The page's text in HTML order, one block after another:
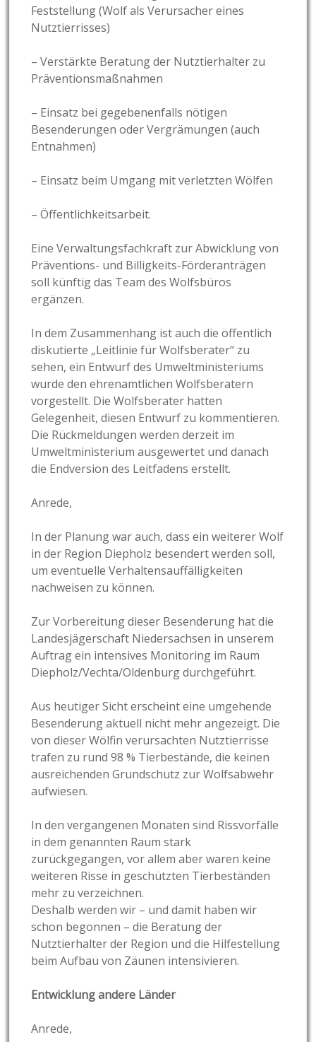
Feststellung (Wolf als Verursacher eines
Nutztierrisses)
– Verstärkte Beratung der Nutztierhalter zu
Präventionsmaßnahmen
– Einsatz bei gegebenenfalls nötigen
Besenderungen oder Vergrämungen (auch
Entnahmen)
– Einsatz beim Umgang mit verletzten Wölfen
– Öffentlichkeitsarbeit.
Eine Verwaltungsfachkraft zur Abwicklung von
Präventions- und Billigkeits-Förderanträgen
soll künftig das Team des Wolfsbüros
ergänzen.
In dem Zusammenhang ist auch die öffentlich
diskutierte „Leitlinie für Wolfsberater“ zu
sehen, ein Entwurf des Umweltministeriums
wurde den ehrenamtlichen Wolfsberatern
vorgestellt. Die Wolfsberater hatten
Gelegenheit, diesen Entwurf zu kommentieren.
Die Rückmeldungen werden derzeit im
Umweltministerium ausgewertet und danach
die Endversion des Leitfadens erstellt.
Anrede,
In der Planung war auch, dass ein weiterer Wolf
in der Region Diepholz besendert werden soll,
um eventuelle Verhaltensauffälligkeiten
nachweisen zu können.
Zur Vorbereitung dieser Besenderung hat die
Landesjägerschaft Niedersachsen in unserem
Auftrag ein intensives Monitoring im Raum
Diepholz/Vechta/Oldenburg durchgeführt.
Aus heutiger Sicht erscheint eine umgehende
Besenderung aktuell nicht mehr angezeigt. Die
von dieser Wölfin verursachten Nutztierrisse
trafen zu rund 98 % Tierbestände, die keinen
ausreichenden Grundschutz zur Wolfsabwehr
aufwiesen.
In den vergangenen Monaten sind Rissvorfälle
in dem genannten Raum stark
zurückgegangen, vor allem aber waren keine
weiteren Risse in geschützten Tierbeständen
mehr zu verzeichnen.
Deshalb werden wir – und damit haben wir
schon begonnen – die Beratung der
Nutztierhalter der Region und die Hilfestellung
beim Aufbau von Zäunen intensivieren.
Entwicklung andere Länder
Anrede,